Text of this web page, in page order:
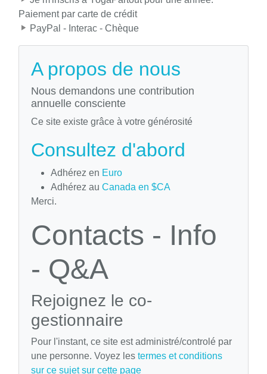
Paiement par carte de crédit
PayPal - Interac - Chèque
A propos de nous
Nous demandons une contribution
annuelle consciente
Ce site existe grâce à votre générosité
Consultez d'abord
Adhérez en Euro
Adhérez au Canada en $CA
Merci.
Contacts - Info
- Q&A
Rejoignez le co-
gestionnaire
Pour l'instant, ce site est administré/controlé par
une personne. Voyez les termes et conditions
sur ce sujet sur cette page